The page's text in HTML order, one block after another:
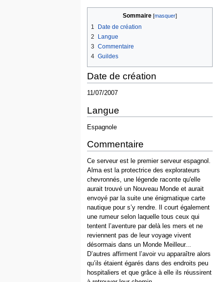
Sommaire
1
Date de création
2
Langue
3 Commentaire
4 Guildes
Date de création
11/07/2007
Langue
Espagnole
Commentaire
Ce serveur est le premier serveur espagnol.
Alma est la protectrice des explorateurs
chevronnés, une légende raconte qu'elle
aurait trouvé un Nouveau Monde et aurait
envoyé par la suite une énigmatique carte
nautique pour s’y rendre. Il court également
une rumeur selon laquelle tous ceux qui
tentent l’aventure par delà les mers et ne
reviennent pas de leur voyage vivent
désormais dans un Monde Meilleur...
D’autres affirment l’avoir vu apparaître alors
qu’ils étaient égarés dans des endroits peu
hospitaliers et que grâce à elle ils réussirent